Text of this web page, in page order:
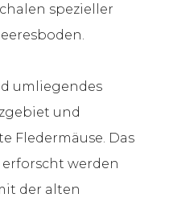
spezieller
umliegendes
und
Fledermäuse. Das
werden
der alten